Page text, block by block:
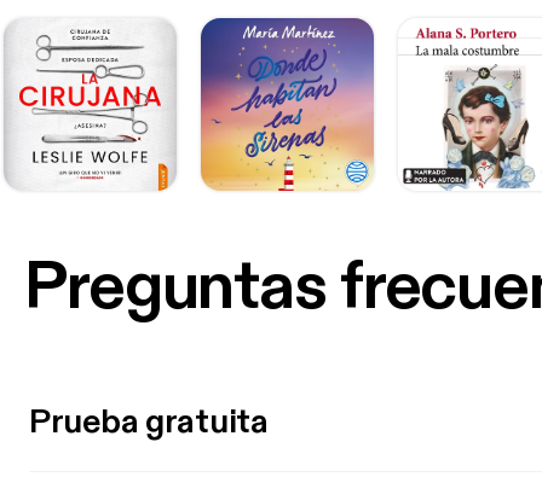
Preguntas
Prueba gratuita